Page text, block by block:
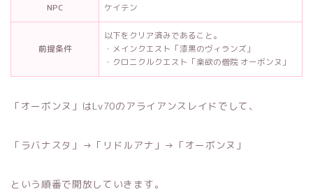
NPC ケイテン
前提条件
以下をクリア済みであること。
・メインクエスト「漆黒のヴィランズ」
・クロニクルクエスト「楽欲の僧院 オーボンヌ」
「オーボンヌ」はLv70のアライアンスレイドでして、
「ラバナスタ」→「リドルアナ」→「オーボンヌ」
という順番で開放していきます。